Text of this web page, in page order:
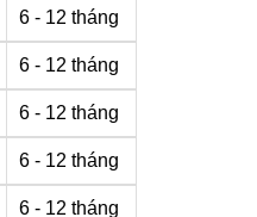
6 - 12 tháng
6 - 12 tháng
6 - 12 tháng
6 - 12 tháng
6 - 12 tháng